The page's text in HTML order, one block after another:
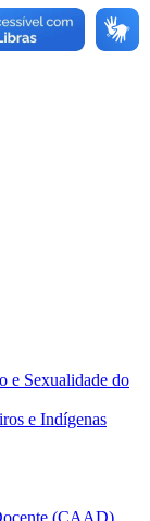
e Sexualidade do
e Indígenas
(CAAD)